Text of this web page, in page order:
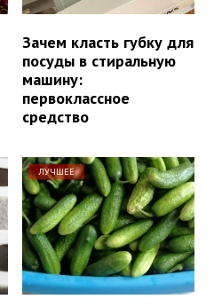
Зачем класть губку для
посуды в стиральную
машину:
первоклассное
средство
ЛУЧШЕЕ